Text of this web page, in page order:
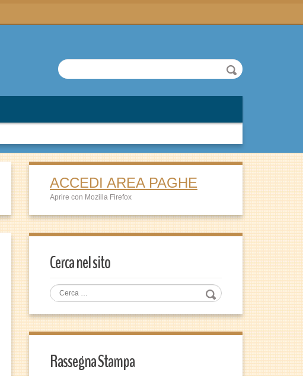
ACCEDI AREA PAGHE
Aprire con Mozilla Firefox
Cerca nel sito
Rassegna Stampa